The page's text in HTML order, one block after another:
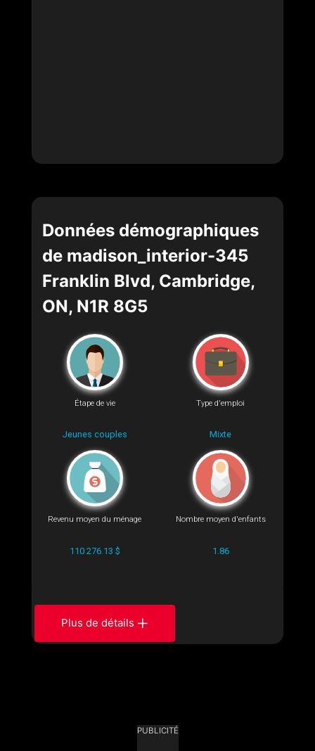
Données démographiques
de madison_interior-345
Franklin Blvd, Cambridge,
ON, N1R 8G5
Étape de vie
Jeunes couples
Type d'emploi
Mixte
Revenu moyen du ménage
110 276.13 $
Nombre moyen d'enfants
1.86
Plus de détails
PUBLICITÉ